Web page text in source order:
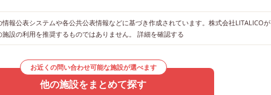
報公表システムや各公共公表情報などに基づき作成されています。株式会社LITALICOが
設の利用を推奨するものではありません。 詳細を確認する
お近くの問い合わせ可能な施設が選べます
他の施設をまとめて探す